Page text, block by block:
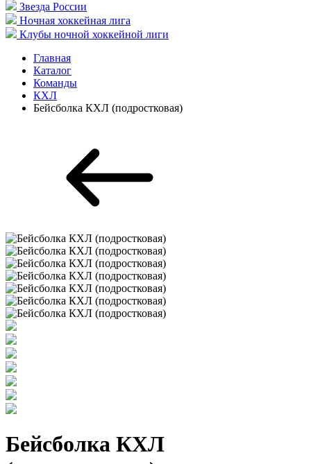
Звезда России
Ночная хоккейная лига
Клубы ночной хоккейной лиги
Главная
Каталог
Команды
КХЛ
Бейсболка КХЛ (подростковая)
Бейсболка КХЛ